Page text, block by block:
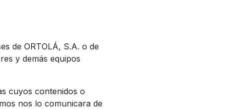
de ORTOLÁ, S.A. o de
y demás equipos
cuyos contenidos o
nos lo comunicara de